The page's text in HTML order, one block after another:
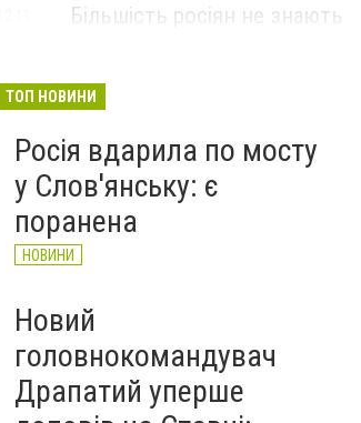
Більшість росіян не знають
Мадяр
ТОП НОВИНИ
Росія вдарила по мосту
у Слов'янську: є
поранена
НОВИНИ
Новий
головнокомандувач
Драпатий уперше